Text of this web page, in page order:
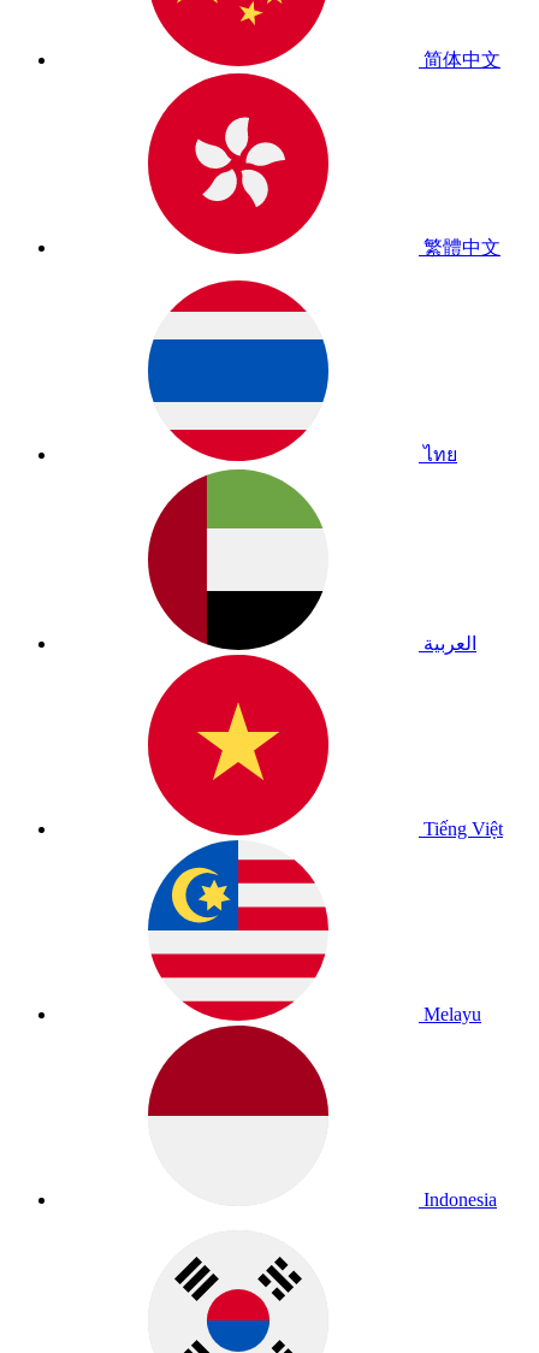
简体中文
繁體中文
ไทย
العربية
Tiếng Việt
Melayu
Indonesia